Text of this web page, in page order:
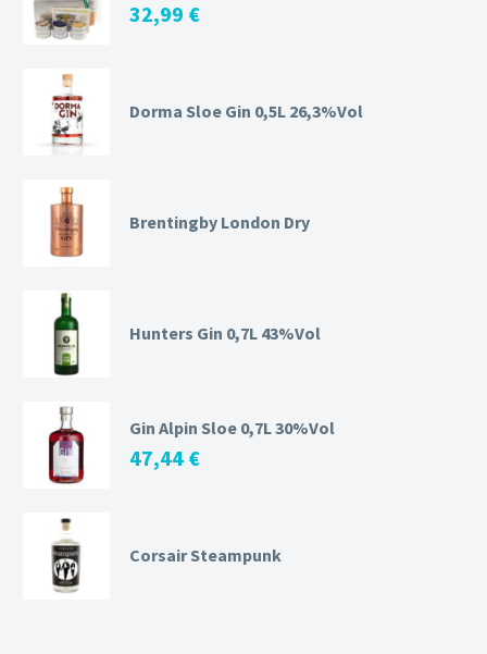
32,99 €
Dorma Sloe Gin 0,5L 26,3%Vol
Brentingby London Dry
Hunters Gin 0,7L 43%Vol
Gin Alpin Sloe 0,7L 30%Vol
47,44 €
Corsair Steampunk